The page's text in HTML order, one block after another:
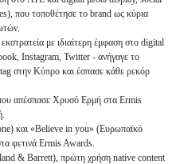
που τοποθέτησε το brand ως κύρια
με ιδιαίτερη έμφαση στο digital
Instagram, Twitter - ανήγαγε το
στην Κύπρο και έσπασε κάθε ρεκόρ
απέσπασε Χρυσό Ερμή στα Ermis
και «Believe in you» (Ευρωπαϊκό
φετινά Ermis Awards.
& Barrett), πρώτη χρήση native content